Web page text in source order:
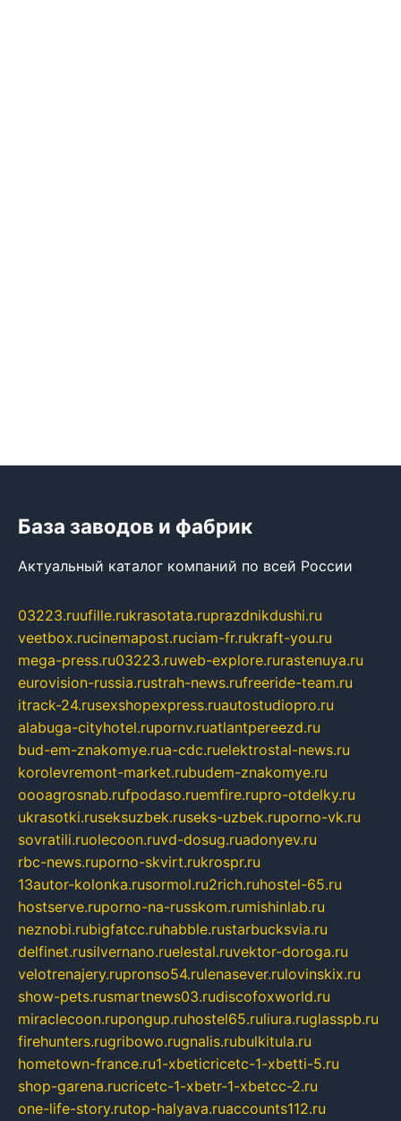
База заводов и фабрик
Актуальный каталог компаний по всей России
03223.ruufille.rukrasotata.ruprazdnikdushi.ru
veetbox.rucinemapost.ruciam-fr.rukraft-you.ru
mega-press.ru03223.ruweb-explore.rurastenuya.ru
eurovision-russia.rustrah-news.rufreeride-team.ru
itrack-24.rusexshopexpress.ruautostudiopro.ru
alabuga-cityhotel.rupornv.ruatlantpereezd.ru
bud-em-znakomye.rua-cdc.ruelektrostal-news.ru
korolevremont-market.rubudem-znakomye.ru
oooagrosnab.rufpodaso.ruemfire.rupro-otdelky.ru
ukrasotki.ruseksuzbek.ruseks-uzbek.ruporno-vk.ru
sovratili.ruolecoon.ruvd-dosug.ruadonyev.ru
rbc-news.ruporno-skvirt.rukrospr.ru
13autor-kolonka.rusormol.ru2rich.ruhostel-65.ru
hostserve.ruporno-na-russkom.rumishinlab.ru
neznobi.rubigfatcc.ruhabble.rustarbucksvia.ru
delfinet.rusilvernano.ruelestal.ruvektor-doroga.ru
velotrenajery.rupronso54.rulenasever.rulovinskix.ru
show-pets.rusmartnews03.rudiscofoxworld.ru
miraclecoon.rupongup.ruhostel65.ruliura.ruglasspb.ru
firehunters.rugribowo.rugnalis.rubulkitula.ru
hometown-france.ru1-xbeticricetc-1-xbetti-5.ru
shop-garena.rucricetc-1-xbetr-1-xbetcc-2.ru
one-life-story.rutop-halyava.ruaccounts112.ru